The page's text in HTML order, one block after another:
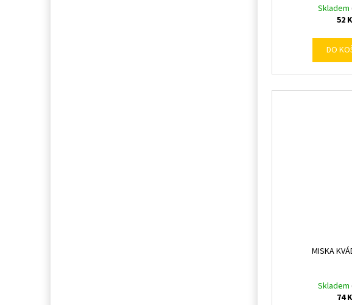
Skladem
52
DO
MISKA
Skladem
74